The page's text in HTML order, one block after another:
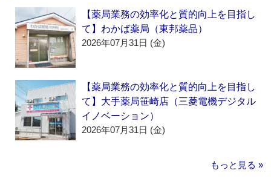
【薬局業務の効率化と質的向上を目指し
て】わかば薬局（東邦薬品）
2026年07月31日 (金)
【薬局業務の効率化と質的向上を目指し
て】大手薬局笹崎店（三菱電機デジタル
イノベーション）
2026年07月31日 (金)
もっと見る »